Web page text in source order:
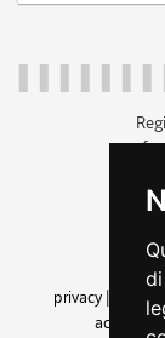
c.f.
privacy
cookie